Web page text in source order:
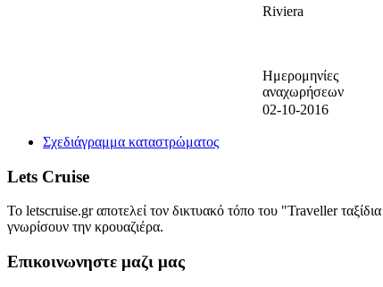
Riviera
Ημερομηνίες
αναχωρήσεων
02-10-2016
Σχεδιάγραμμα καταστρώματος
Lets Cruise
Το letscruise.gr αποτελεί τον δικτυακό τόπο του "Traveller
γνωρίσουν την κρουαζιέρα.
Επικοινωνηστε μαζι μας